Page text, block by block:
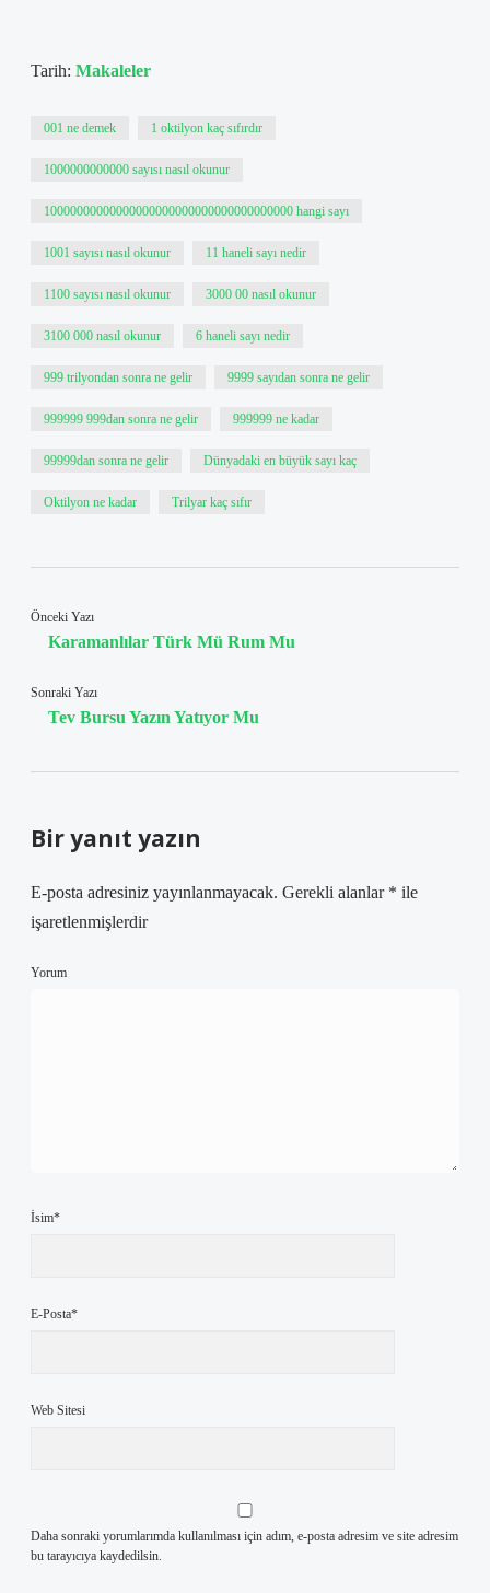
Tarih: Makaleler
001 ne demek 1 oktilyon kaç sıfırdır
1000000000000 sayısı nasıl okunur
10000000000000000000000000000000000000 hangi sayı
1001 sayısı nasıl okunur 11 haneli sayı nedir
1100 sayısı nasıl okunur 3000 00 nasıl okunur
3100 000 nasıl okunur 6 haneli sayı nedir
999 trilyondan sonra ne gelir 9999 sayıdan sonra ne gelir
999999 999dan sonra ne gelir 999999 ne kadar
99999dan sonra ne gelir Dünyadaki en büyük sayı kaç
Oktilyon ne kadar Trilyar kaç sıfır
Önceki Yazı
Karamanlılar Türk Mü Rum Mu
Sonraki Yazı
Tev Bursu Yazın Yatıyor Mu
Bir yanıt yazın
E-posta adresiniz yayınlanmayacak. Gerekli alanlar * ile
işaretlenmişlerdir
Yorum
İsim*
E-Posta*
Web Sitesi
Daha sonraki yorumlarımda kullanılması için adım, e-posta adresim ve site adresim
bu tarayıcıya kaydedilsin.